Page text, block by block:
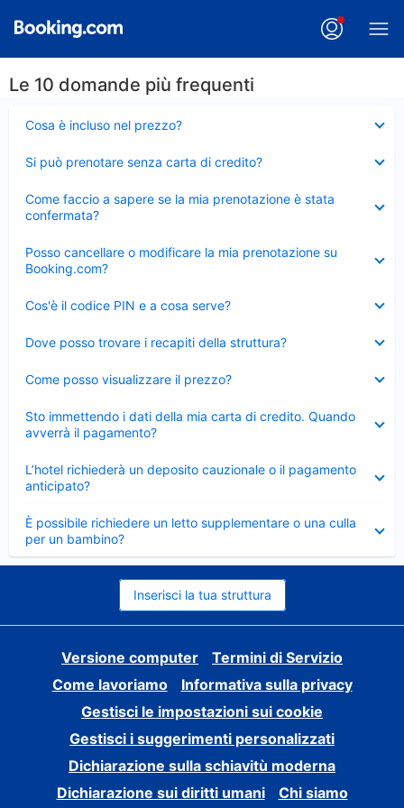
Le 10 domande più frequenti
Cosa è incluso nel prezzo?
chiuso
Si può prenotare senza carta di credito?
chiuso
Come faccio a sapere se la mia prenotazione è stata
confermata?
chiuso
Posso cancellare o modificare la mia prenotazione su
Booking.com?
chiuso
Cos'è il codice PIN e a cosa serve?
chiuso
Dove posso trovare i recapiti della struttura?
chiuso
Come posso visualizzare il prezzo?
chiuso
Sto immettendo i dati della mia carta di credito. Quando
avverrà il pagamento?
chiuso
L’hotel richiederà un deposito cauzionale o il pagamento
anticipato?
chiuso
È possibile richiedere un letto supplementare o una culla
per un bambino?
Elemento
chiuso
Inserisci la tua struttura
Versione computer
Termini di Servizio
Come lavoriamo
Informativa sulla privacy
Gestisci le impostazioni sui cookie
Gestisci i suggerimenti personalizzati
Dichiarazione sulla schiavitù moderna
Dichiarazione sui diritti umani
Chi siamo